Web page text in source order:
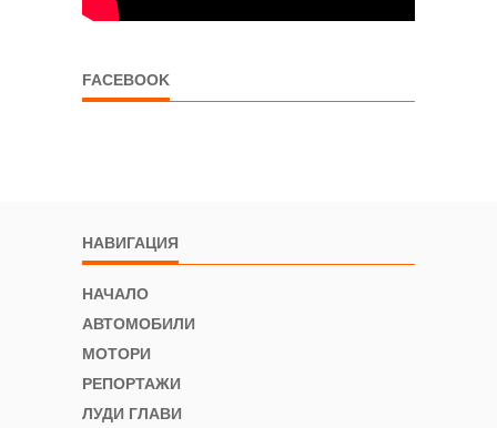
FACEBOOK
НАВИГАЦИЯ
НАЧАЛО
АВТОМОБИЛИ
МОТОРИ
РЕПОРТАЖИ
ЛУДИ ГЛАВИ